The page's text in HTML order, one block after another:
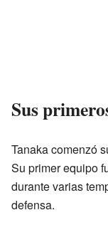
Sus
Tanaka comenzó
Su primer equipo
durante varias
defensa.